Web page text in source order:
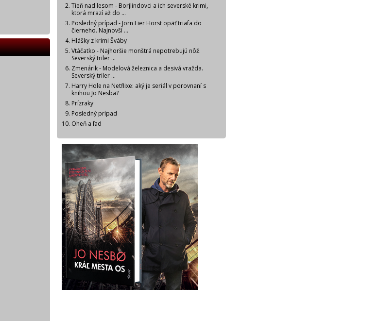
Tieň nad lesom - Borjlindovci a ich severské krimi,
ktorá mrazí až do ...
Posledný prípad - Jorn Lier Horst opäť triafa do
čierneho. Najnovší ...
Hlášky z krimi Šváby
Vtáčatko - Najhoršie monštrá nepotrebujú nôž.
Severský triler ...
Zmenárik - Modelová železnica a desivá vražda.
Severský triler ...
Harry Hole na Netflixe: aký je seriál v porovnaní s
knihou Jo Nesba?
Prízraky
Posledný prípad
Oheň a ľad